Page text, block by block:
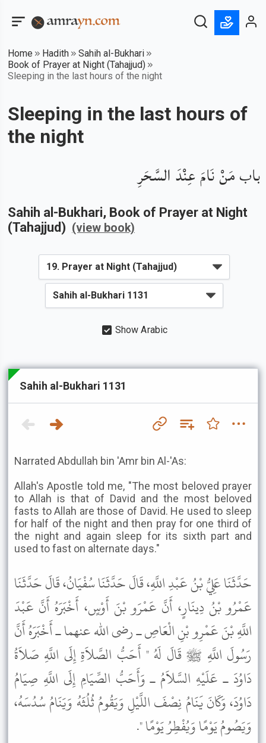
Home Hadith
Sahih al-Bukhari
Book of Prayer at Night (Tahajjud)
Sleeping in the last hours of the night
Sleeping in the last hours of
the night
باب مَنْ نَامَ عِنْدَ السَّحَرِ
Sahih al-Bukhari, Book of Prayer at Night
(Tahajjud) (view book)
Show Arabic
Sahih al-Bukhari 1131
Narrated Abdullah bin 'Amr bin Al-'As:
Allah's Apostle told me, "The most beloved prayer
to Allah is that of David and the most beloved
fasts to Allah are those of David. He used to sleep
for half of the night and then pray for one third of
the night and again sleep for its sixth part and
used to fast on alternate days."
حَدَّثَنَا عَلِيُّ بْنُ عَبْدِ اللَّهِ، قَالَ حَدَّثَنَا سُفْيَانُ، قَالَ حَدَّثَنَا
عَمْرُو بْنُ دِينَارٍ، أَنَّ عَمْرَو بْنَ أَوْسٍ، أَخْبَرَهُ أَنَّ عَبْدَ
اللَّهِ بْنَ عَمْرِو بْنِ الْعَاصِ ـ رضى الله عنهما ـ أَخْبَرَهُ أَنَّ
رَسُولَ اللَّهِ ﷺ قَالَ لَهُ " أَحَبُّ الصَّلاَةِ إِلَى اللَّهِ صَلاَةُ
دَاوُدَ ـ عَلَيْهِ السَّلاَمُ ـ وَأَحَبُّ الصِّيَامِ إِلَى اللَّهِ صِيَامُ
دَاوُدَ، وَكَانَ يَنَامُ نِصْفَ اللَّيْلِ وَيَقُومُ ثُلُثَهُ وَيَنَامُ سُدُسَهُ،
وَيَصُومُ يَوْمًا وَيُفْطِرُ يَوْمًا ".